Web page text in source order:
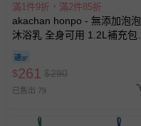
滿1件9折，滿2件85折
akachan honpo - 無添加泡泡
沐浴乳 全身可用 1.2L補充包
$261 $290
已售出 79